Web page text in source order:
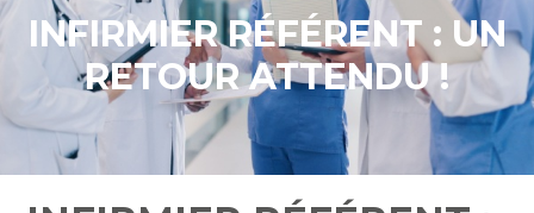
INFIRMIER RÉFÉRENT : UN
RETOUR ATTENDU !